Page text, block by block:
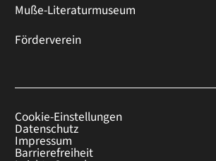
Muße-Literaturmuseum
Förderverein
Cookie-Einstellungen
Datenschutz
Impressum
Barrierefreiheit